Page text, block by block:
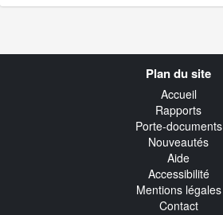
Plan du site
Accueil
Rapports
Porte-documents
Nouveautés
Aide
Accessibilité
Mentions légales
Contact